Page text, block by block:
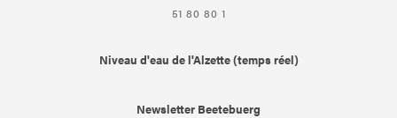
51 80 80 1
Niveau d'eau de l'Alzette (temps réel)
Newsletter Beetebuerg